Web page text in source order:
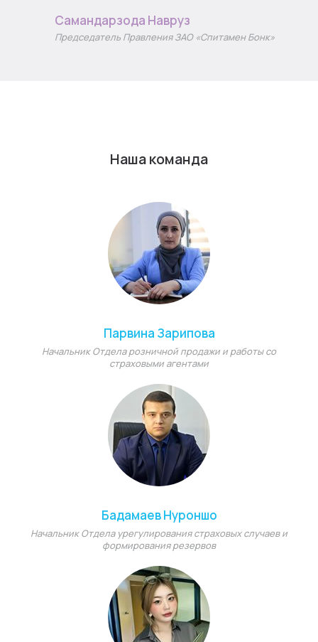
Самандарзода Навруз
Председатель Правления ЗАО «Спитамен Бонк»
Наша команда
Парвина Зарипова
Начальник Отдела розничной продажи и работы со
страховыми агентами
Бадамаев Нуроншо
Начальник Отдела урегулирования страховых случаев и
формирования резервов